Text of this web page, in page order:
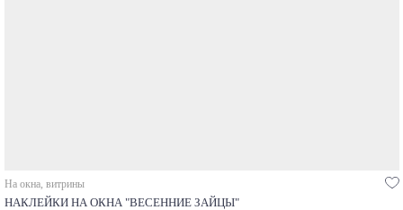
На окна, витрины
НАКЛЕЙКИ НА ОКНА "ВЕСЕННИЕ ЗАЙЦЫ"